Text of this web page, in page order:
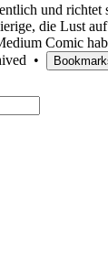
und richtet
die Lust
Comic
•